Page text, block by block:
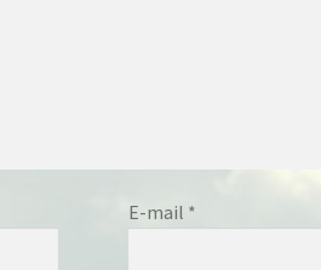
E-mail *